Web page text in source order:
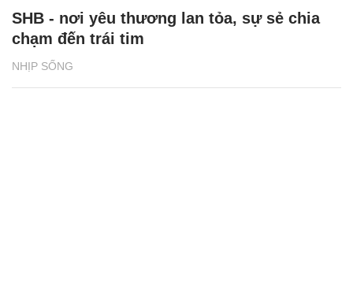
NHỊP SỐNG
SHB - nơi yêu thương lan tỏa, sự sẻ chia
chạm đến trái tim